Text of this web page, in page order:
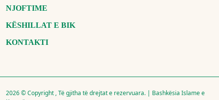
NJOFTIME
KËSHILLAT E BIK
KONTAKTI
2026 © Copyright , Të gjitha të drejtat e rezervuara. | Bashkësia Islame e